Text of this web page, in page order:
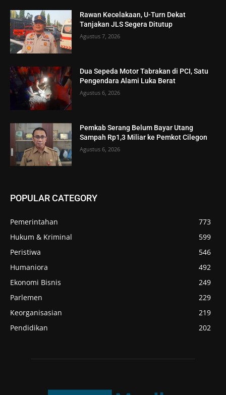
Rawan Kecelakaan, U-Turn Dekat
Tanjakan JLS Segera Ditutup
Agustus 7, 2026
Dua Sepeda Motor Tabrakan di PCI, Satu
Pengendara Alami Luka Berat
Agustus 6, 2026
Pemkab Serang Belum Bayar Utang
Sampah Rp1,3 Miliar ke Pemkot Cilegon
Agustus 6, 2026
POPULAR CATEGORY
Pemerintahan
773
Hukum & Kriminal
599
Peristiwa
546
Humaniora
492
Ekonomi Bisnis
249
Parlemen
229
Keorganisasian
219
Pendidikan
202